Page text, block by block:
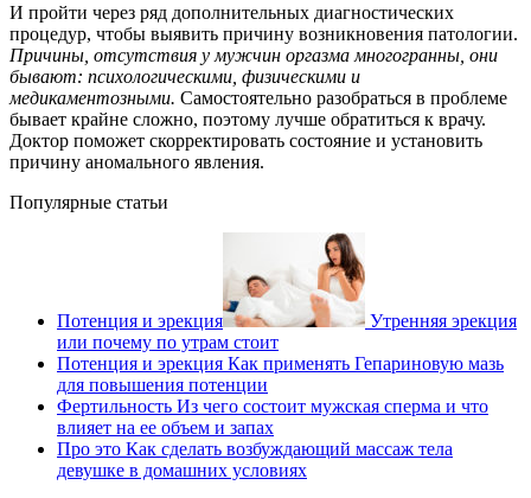
И пройти через ряд дополнительных диагностических
процедур, чтобы выявить причину возникновения патологии.
Причины, отсутствия у мужчин оргазма многогранны, они
бывают: психологическими, физическими и
медикаментозными. Самостоятельно разобраться в проблеме
бывает крайне сложно, поэтому лучше обратиться к врачу.
Доктор поможет скорректировать состояние и установить
причину аномального явления.
Популярные статьи
Потенция и эрекция
Утренняя эрекция
или почему по утрам стоит
Потенция и эрекция Как применять Гепариновую мазь
для повышения потенции
Фертильность Из чего состоит мужская сперма и что
влияет на ее объем и запах
Про это Как сделать возбуждающий массаж тела
девушке в домашних условиях